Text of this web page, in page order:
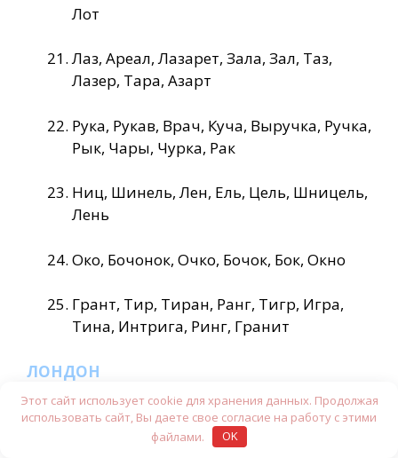
Лот
Лаз, Ареал, Лазарет, Зала, Зал, Таз,
Лазер, Тара, Азарт
Рука, Рукав, Врач, Куча, Выручка, Ручка,
Рык, Чары, Чурка, Рак
Ниц, Шинель, Лен, Ель, Цель, Шницель,
Лень
Око, Бочонок, Очко, Бочок, Бок, Окно
Грант, Тир, Тиран, Ранг, Тигр, Игра,
Тина, Интрига, Ринг, Гранит
ЛОНДОН
Пес, След, Плед, Лес, Леди, Лед, Спил,
Дисплей, Лис
Этот сайт использует cookie для хранения данных. Продолжая
использовать сайт, Вы даете свое согласие на работу с этими
файлами.
OK